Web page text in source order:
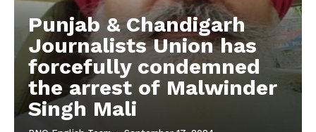
Punjab & Chandigarh
Journalists Union has
forcefully condemned
the arrest of Malwinder
Singh Mali